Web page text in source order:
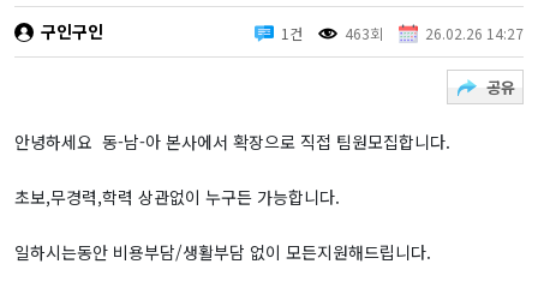
구인구인 1건 463회 26.02.26 14:27
공유
안녕하세요 동-남-아 본사에서 확장으로 직접 팀원모집합니다.
초보,무경력,학력 상관없이 누구든 가능합니다.
일하시는동안 비용부담/생활부담 없이 모든지원해드립니다.